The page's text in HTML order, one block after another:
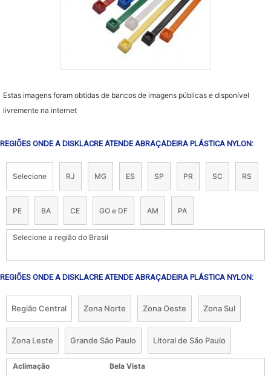
Estas imagens foram obtidas de bancos de imagens públicas e disponível
livremente na internet
REGIÕES ONDE A DISKLACRE ATENDE ABRAÇADEIRA PLÁSTICA NYLON:
Selecione RJ MG ES SP PR SC RS
PE BA CE GO e DF AM PA
Selecione a região do Brasil
REGIÕES ONDE A DISKLACRE ATENDE ABRAÇADEIRA PLÁSTICA NYLON:
Região Central Zona Norte Zona Oeste Zona Sul
Zona Leste Grande São Paulo Litoral de São Paulo
Aclimação
Bela Vista